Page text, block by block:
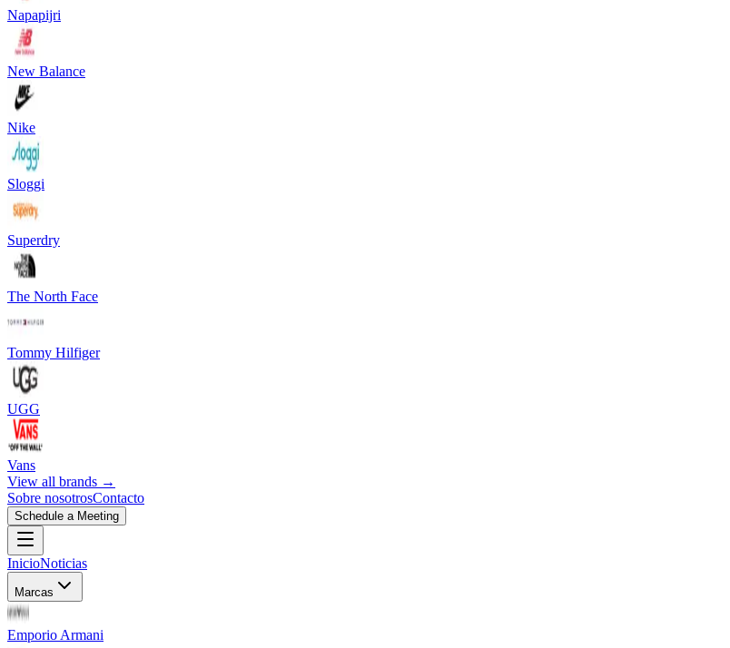
Napapijri
New Balance
Nike
Sloggi
Superdry
The North Face
Tommy Hilfiger
UGG
Vans
View all brands →
Sobre nosotrosContacto
Schedule a Meeting
InicioNoticias
Marcas
Emporio Armani